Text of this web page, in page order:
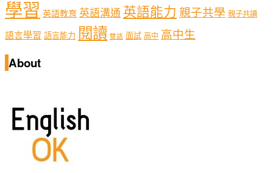
學習 英語教育 英語溝通 英語能力 親子共學 親子共讀
語言學習 語言能力 閱讀 雙語 面試 高中 高中生
About